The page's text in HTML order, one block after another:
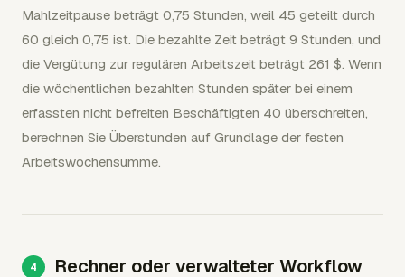
Mahlzeitpause beträgt 0,75 Stunden, weil 45 geteilt durch
60 gleich 0,75 ist. Die bezahlte Zeit beträgt 9 Stunden, und
die Vergütung zur regulären Arbeitszeit beträgt 261 $. Wenn
die wöchentlichen bezahlten Stunden später bei einem
erfassten nicht befreiten Beschäftigten 40 überschreiten,
berechnen Sie Überstunden auf Grundlage der festen
Arbeitswochensumme.
Rechner oder verwalteter Workflow